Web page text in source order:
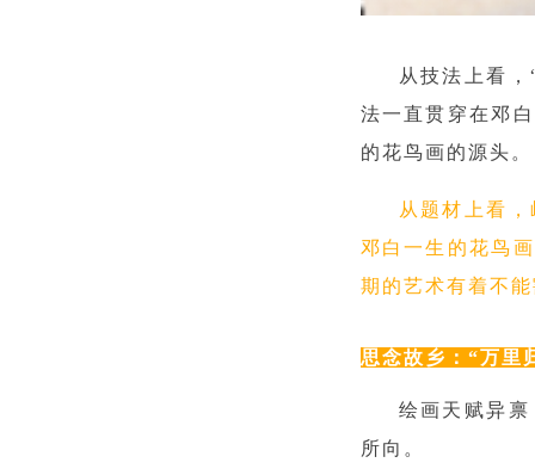
从技法上看
法一直贯穿在邓
的花鸟画的源头。
从题材上看
邓白一生的花鸟
期的艺术有着不
思念故乡：“万里
绘画天赋异
所向。